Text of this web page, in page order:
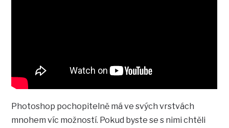
Photoshop pochopitelně má ve svých vrstvách
mnohem víc možností. Pokud byste se s nimi chtěli